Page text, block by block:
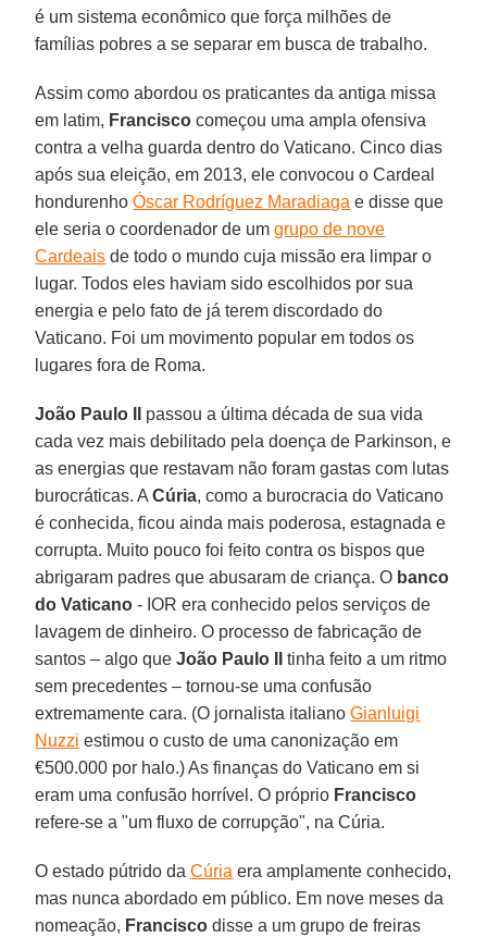
é um sistema econômico que força milhões de
famílias pobres a se separar em busca de trabalho.
Assim como abordou os praticantes da antiga missa
em latim, Francisco começou uma ampla ofensiva
contra a velha guarda dentro do Vaticano. Cinco dias
após sua eleição, em 2013, ele convocou o Cardeal
hondurenhoÓscar Rodríguez Maradiaga e disse que
ele seria o coordenador de umgrupo de nove
Cardeais de todo o mundo cuja missão era limpar o
lugar. Todos eles haviam sido escolhidos por sua
energia e pelo fato de já terem discordado do
Vaticano. Foi um movimento popular em todos os
lugares fora de Roma.
João Paulo II
passou a última década de sua vida
cada vez mais debilitado pela doença de Parkinson, e
as energias que restavam não foram gastas com lutas
burocráticas. ACúria, como a burocracia do Vaticano
é conhecida, ficou ainda mais poderosa, estagnada e
corrupta. Muito pouco foi feito contra os bispos que
abrigaram padres que abusaram de criança. O banco
do Vaticano - IOR era conhecido pelos serviços de
lavagem de dinheiro. O processo de fabricação de
santos – algo queJoão Paulo II
tinha feito a um ritmo
sem precedentes – tornou-se uma confusão
extremamente cara. (O jornalista italianoGianluigi
Nuzzi estimou o custo de uma canonização em
€500.000 por halo.) As finanças do Vaticano em si
eram uma confusão horrível. O próprio Francisco
refere-se a "um fluxo de corrupção", na Cúria.
O estado pútrido daCúria era amplamente conhecido,
mas nunca abordado em público. Em nove meses da
nomeação, Francisco disse a um grupo de freiras